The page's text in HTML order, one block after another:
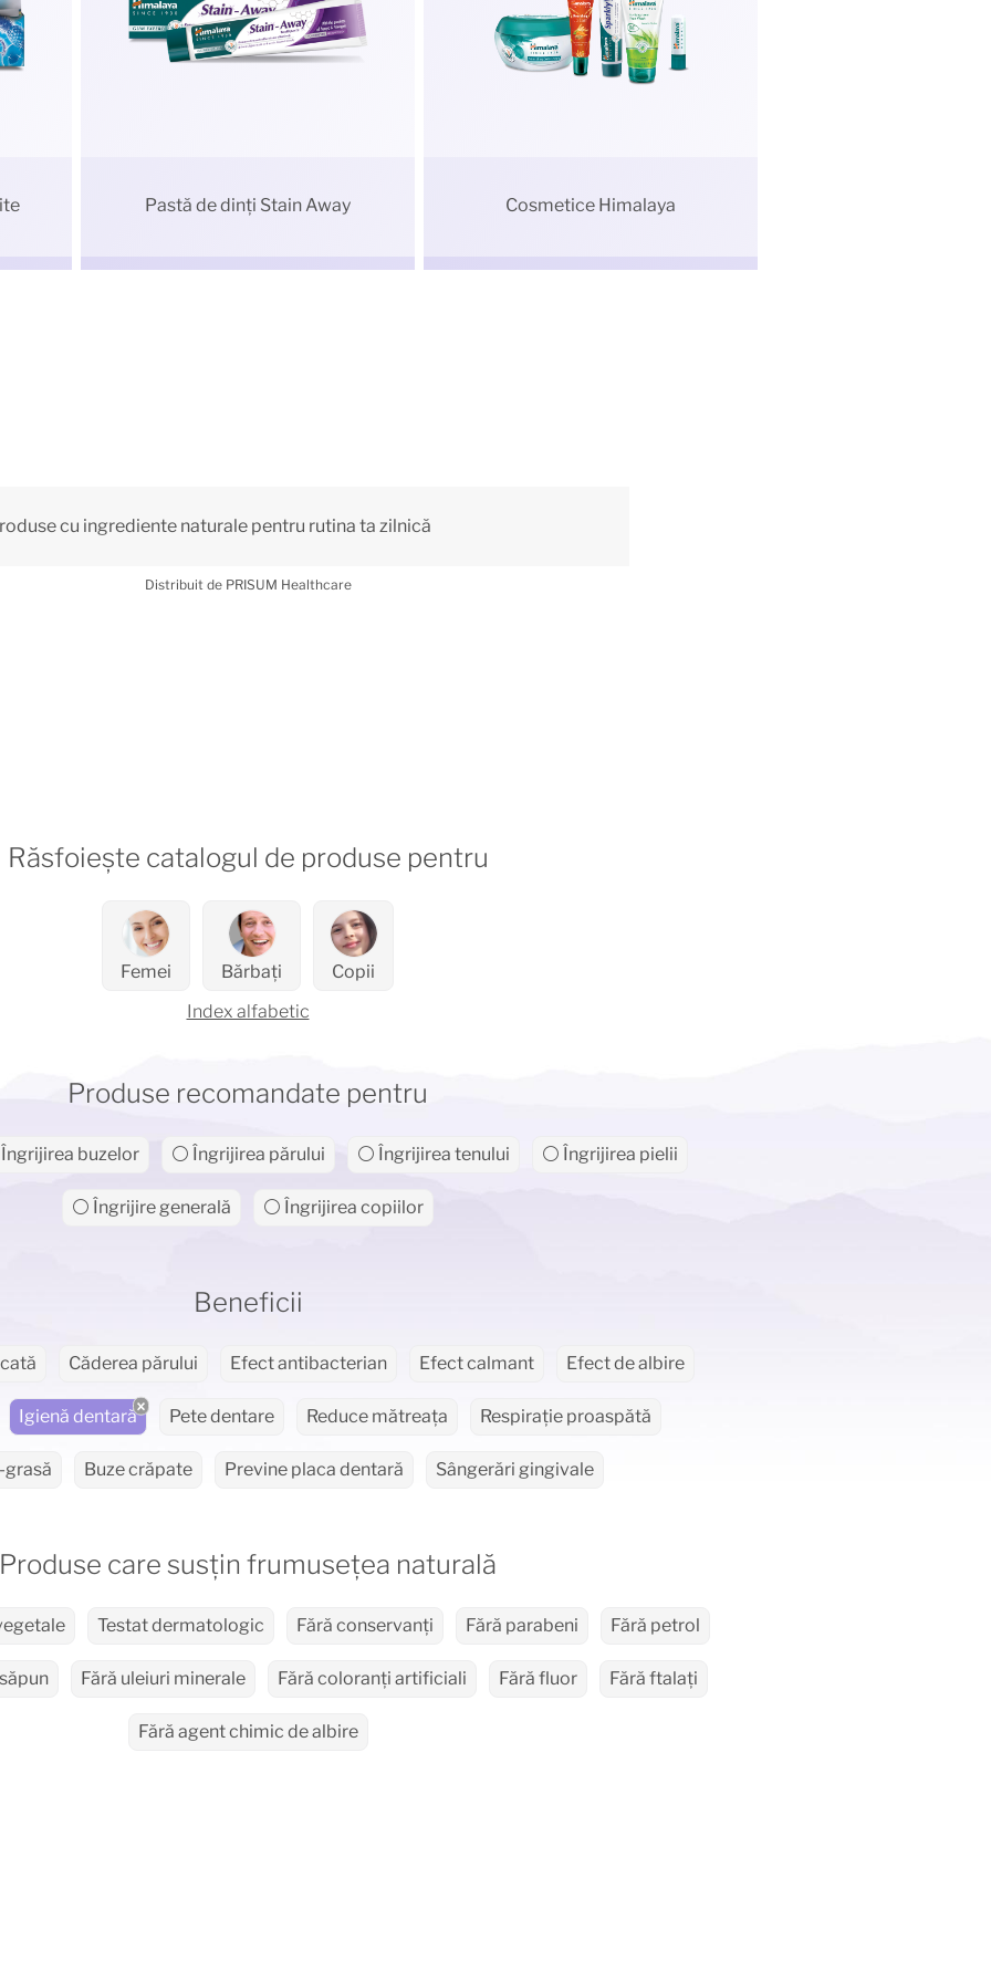
Pastă de dinți Stain Away Cosmetice Himalaya
cu ingrediente naturale pentru rutina ta zilnică
Distribuit de PRISUM Healthcare
Răsfoiește catalogul de produse pentru
Femei Bărbați
Copii
Index alfabetic
Produse recomandate pentru
Îngrijirea buzelor ⚪ Îngrijirea părului ⚪ Îngrijirea tenului ⚪ Îngrijirea pielii
⚪ Îngrijire generală ⚪ Îngrijirea copiilor
Beneficii
Căderea părului Efect antibacterian Efect calmant Efect de albire
Igienă dentară Pete dentare Reduce mătreața Respirație proaspătă
grasă Buze crăpate Previne placa dentară Sângerări gingivale
Produse care susțin frumusețea naturală
Testat dermatologic Fără conservanți Fără parabeni Fără petrol
Fără uleiuri minerale Fără coloranți artificiali Fără fluor Fără ftalați
Fără agent chimic de albire